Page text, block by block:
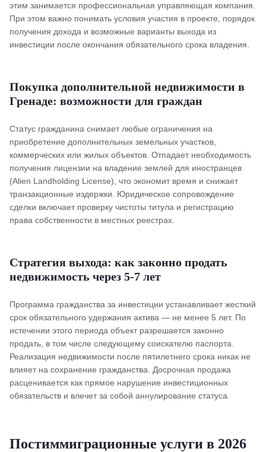
этим занимается профессиональная управляющая компания.
При этом важно понимать условия участия в проекте, порядок
получения дохода и возможные варианты выхода из
инвестиции после окончания обязательного срока владения.
Покупка дополнительной недвижимости в
Гренаде: возможности для граждан
Статус гражданина снимает любые ограничения на
приобретение дополнительных земельных участков,
коммерческих или жилых объектов. Отпадает необходимость
получения лицензии на владение землей для иностранцев
(Alien Landholding License), что экономит время и снижает
транзакционные издержки. Юридическое сопровождение
сделки включает проверку чистоты титула и регистрацию
права собственности в местных реестрах.
Стратегия выхода: как законно продать
недвижимость через 5-7 лет
Программа гражданства за инвестиции устанавливает жесткий
срок обязательного удержания актива — не менее 5 лет. По
истечении этого периода объект разрешается законно
продать, в том числе следующему соискателю паспорта.
Реализация недвижимости после пятилетнего срока никак не
влияет на сохранение гражданства. Досрочная продажа
расценивается как прямое нарушение инвестиционных
обязательств и влечет за собой аннулирование статуса.
Постиммиграционные услуги в 2026